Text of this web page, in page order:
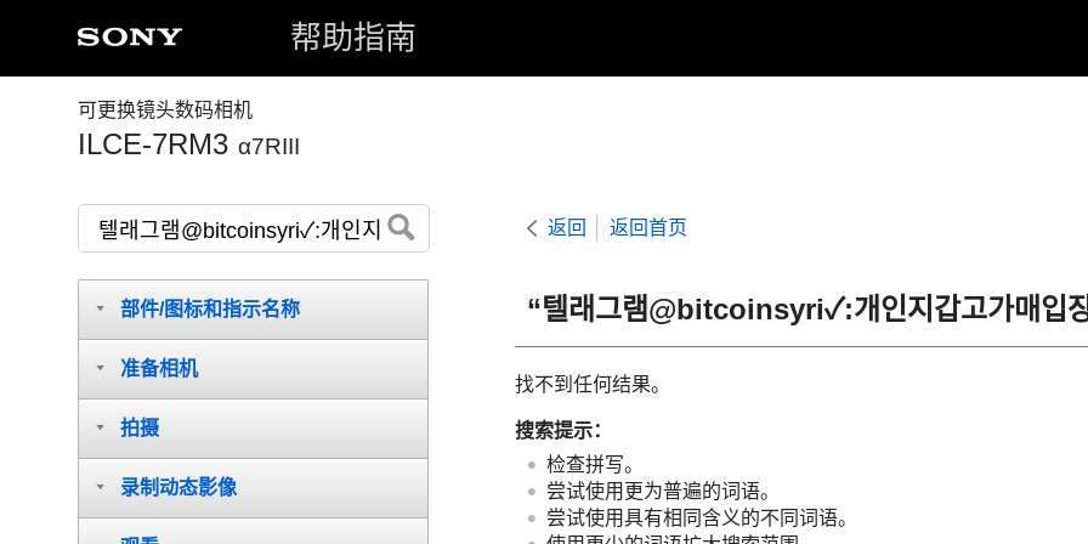
帮助指南
可更换镜头数码相机
ILCE-7RM3 α7RIII
返回 返回首页
“텔래그램@bitcoinsyri✓:개인지갑고가매입
找不到任何结果。
搜索提示：
检查拼写。
尝试使用更为普遍的词语。
尝试使用具有相同含义的不同词语。
部件/图标和指示名称
准备相机
拍摄
录制动态影像